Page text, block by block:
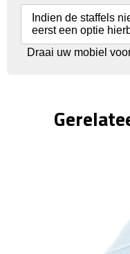
USB autoladers
Veiligheidshamers
Zonneschermen
Fiets telefoonhouders
Indien de staffels
eerst een optie
Draai uw mobiel